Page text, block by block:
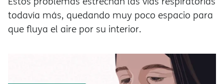
todavía más, quedando muy poco espacio para
que fluya el aire por su interior.